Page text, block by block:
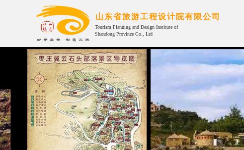
山东省旅游工程设计院有限公司
Tourism Planning and Design Institute of
Shandong Province Co., Ltd